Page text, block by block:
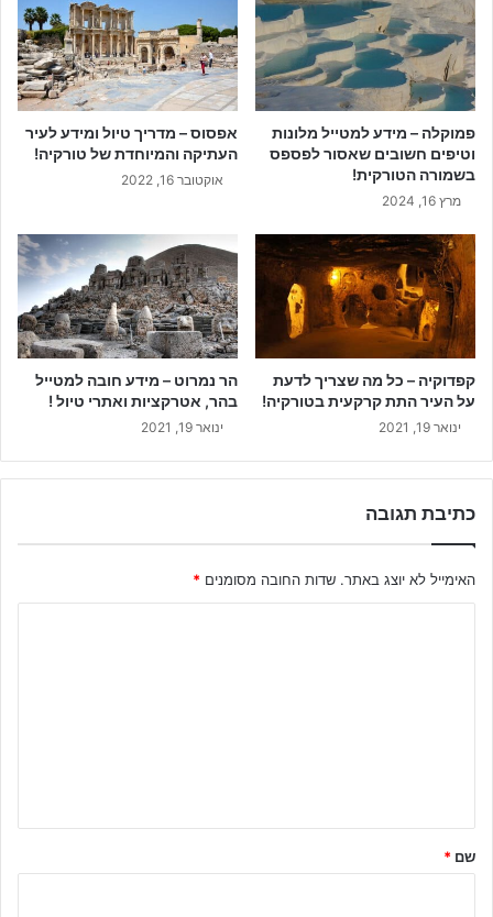
פמוקלה – מידע למטייל מלונות
וטיפים חשובים שאסור לפספס
בשמורה הטורקית!
מרץ 16, 2024
אפסוס – מדריך טיול ומידע לעיר
העתיקה והמיוחדת של טורקיה!
אוקטובר 16, 2022
קפדוקיה – כל מה שצריך לדעת
על העיר התת קרקעית בטורקיה!
ינואר 19, 2021
הר נמרוט – מידע חובה למטייל
בהר, אטרקציות ואתרי טיול !
ינואר 19, 2021
כתיבת תגובה
האימייל לא יוצג באתר. שדות החובה מסומנים *
ל
שם *